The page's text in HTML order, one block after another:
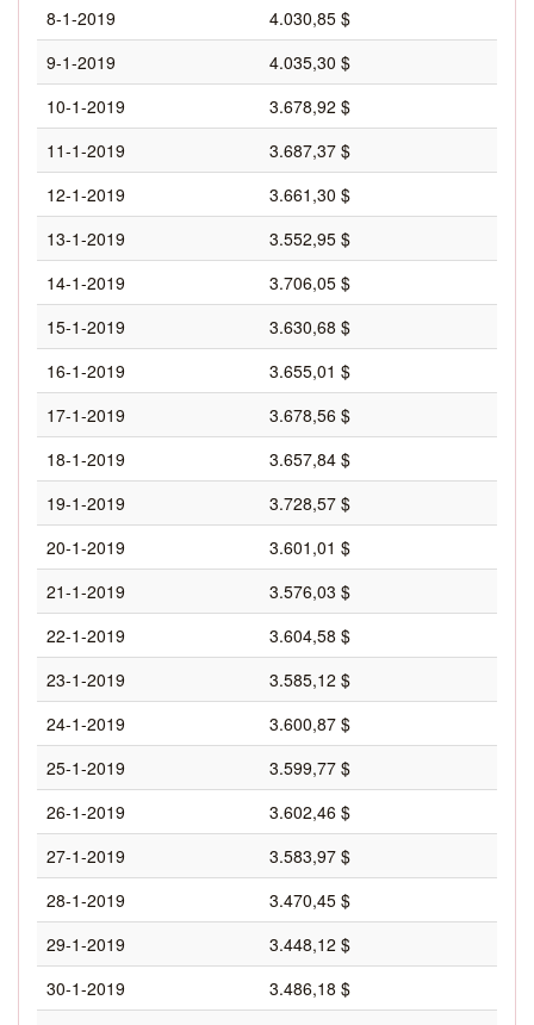
8-1-2019
4.030,85 $
9-1-2019
4.035,30 $
10-1-2019
3.678,92 $
11-1-2019
3.687,37 $
12-1-2019
3.661,30 $
13-1-2019
3.552,95 $
14-1-2019
3.706,05 $
15-1-2019
3.630,68 $
16-1-2019
3.655,01 $
17-1-2019
3.678,56 $
18-1-2019
3.657,84 $
19-1-2019
3.728,57 $
20-1-2019
3.601,01 $
21-1-2019
3.576,03 $
22-1-2019
3.604,58 $
23-1-2019
3.585,12 $
24-1-2019
3.600,87 $
25-1-2019
3.599,77 $
26-1-2019
3.602,46 $
27-1-2019
3.583,97 $
28-1-2019
3.470,45 $
29-1-2019
3.448,12 $
30-1-2019
3.486,18 $